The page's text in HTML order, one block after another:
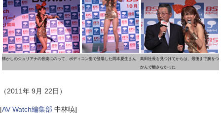
懐かしのジュリアナの音楽にのって、ボディコン姿で登場した岡本夏生さん
高田社長を見つけてからは、最後まで腕をつ
かんで離さなかった
（2011年 9月 22日）
[AV Watch編集部 中林暁]